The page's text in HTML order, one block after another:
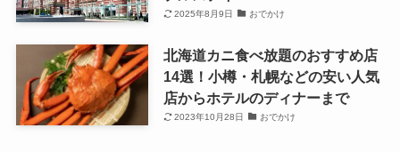
2025年8月9日 おでかけ
北海道カニ食べ放題のおすすめ店
14選！小樽・札幌などの安い人気
店からホテルのディナーまで
2023年10月28日 おでかけ